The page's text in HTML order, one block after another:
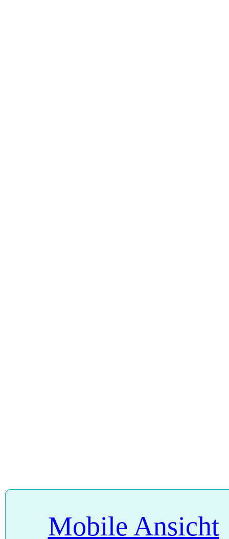
Mobile Ansicht